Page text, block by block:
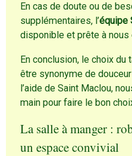
En cas de doute ou de
supplémentaires, l’équipe
disponible et prête à nous
En conclusion, le choix
être synonyme de
l’aide de Saint Maclou,
main pour faire le bon
La salle à manger :
un espace convivial